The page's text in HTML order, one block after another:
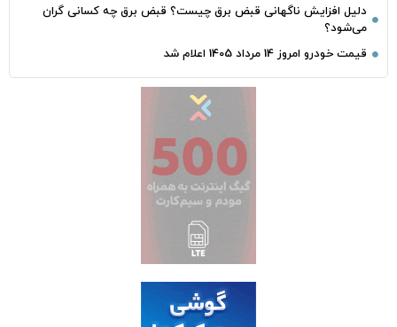
دلیل افزایش ناگهانی قبض برق چیست؟ قبض برق چه کسانی گران
می‌شود؟
قیمت خودرو امروز 14 مرداد 1405 اعلام شد